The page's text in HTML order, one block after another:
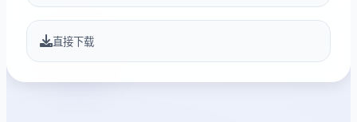
直接下载